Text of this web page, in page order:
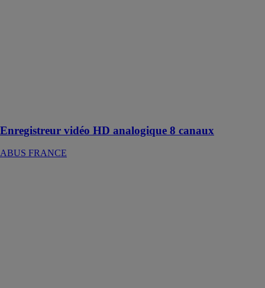
Enregistreur vidéo HD analogique 8 canaux
ABUS FRANCE